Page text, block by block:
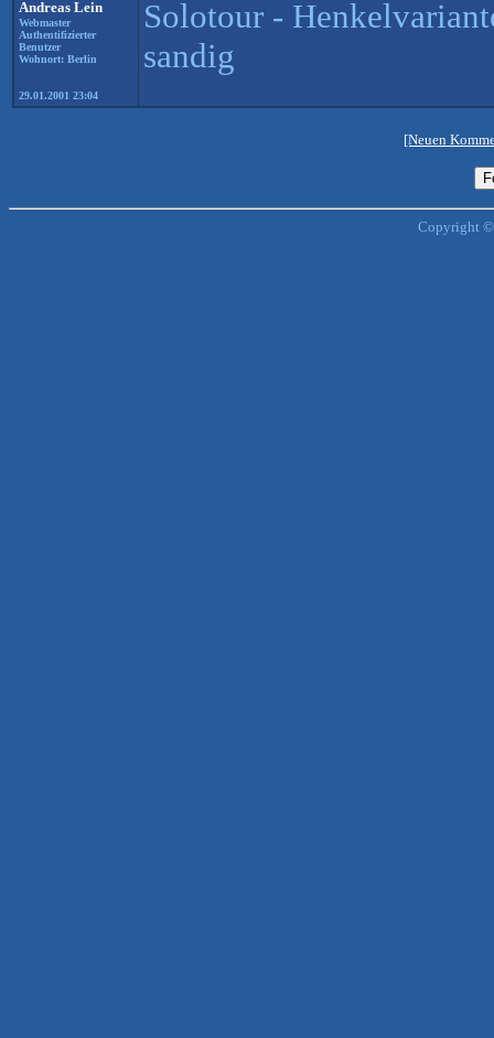
Andreas Lein
Webmaster
Authentifizierter
Benutzer
Wohnort: Berlin
29.01.2001 23:04
Solotour -
sandig
[Neuen
Copyright ©